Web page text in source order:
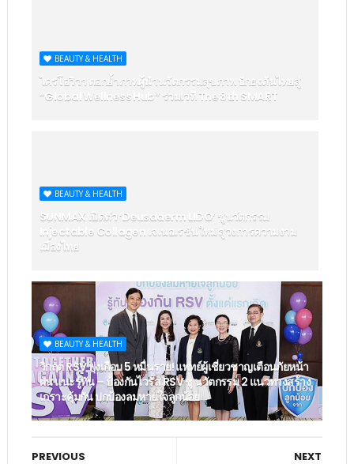
BEAUTY & HEALTH
ไครโอวิวา ตอกย้ำภาพผู้นำนวัตกรรมสุขภาพ ปักธงดันไทยสู่
“Global Wellness Hub” ร่วมเวที The 8th SMART
BEAUTY & HEALTH
SUNMAX เปิดตัว ‘Deusaderm LIDO’ ชูนวัตกรรม
Injectable Collagen เจเนอเรชันใหม่ สู่วงการความงาม
เมืองไทย
BEAUTY & HEALTH
วิกฤต RSV พุ่งเกือบ 5 หมื่นราย! แพทย์ผู้เชี่ยวชาญเตือนภัยหน้า
ฝน แนะรู้ทัน – ป้องกันไวรัส RSV ชู นวัตกรรม 2 แนวทางสร้าง
เกราะคุ้มกัน ปกป้องลมหายใจลูกน้อย
NEXT
PREVIOUS